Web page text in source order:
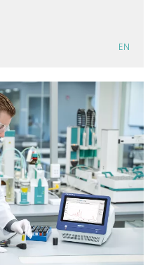
EN